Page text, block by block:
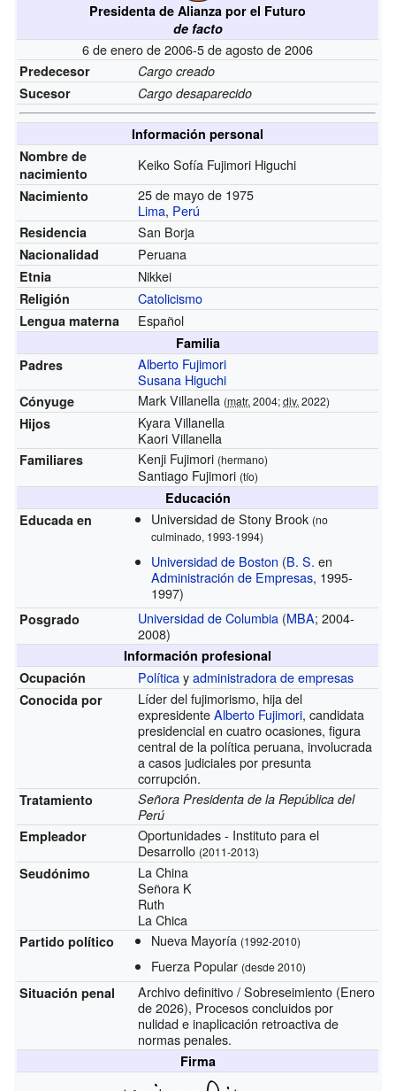
Presidenta de Alianza por el Futuro
de facto
6 de enero de 2006-5 de agosto de 2006
Predecesor
Cargo creado
Sucesor
Cargo desaparecido
Información personal
Nombre de
nacimiento
Keiko Sofía Fujimori Higuchi
Nacimiento
25 de mayo de 1975
Lima, Perú
Residencia San Borja
Nacionalidad Peruana
Etnia Nikkei
Religión Catolicismo
Lengua materna Español
Familia
Padres
Alberto Fujimori
Susana Higuchi
Cónyuge Mark Villanella (matr. 2004;div. 2022)
Hijos
Kyara Villanella
Kaori Villanella
Familiares Kenji Fujimori (hermano)
Santiago Fujimori (tío)
Educación
Educada en
Universidad de Stony Brook (no
culminado, 1993-1994)
Universidad de Boston (B. S. en
Administración de Empresas, 1995-
1997)
Posgrado Universidad de Columbia (MBA; 2004-
2008)
Información profesional
Ocupación
Políticayadministradora de empresas
Conocida por
Líder del fujimorismo, hija del
expresidenteAlberto Fujimori, candidata
presidencial en cuatro ocasiones, figura
central de la política peruana, involucrada
a casos judiciales por presunta
corrupción.
Tratamiento
Señora Presidenta de la República del
Perú
Empleador
Oportunidades - Instituto para el
Desarrollo (2011-2013)
Seudónimo
La China
Señora K
Ruth
La Chica
Partido político Nueva Mayoría (1992-2010)
Fuerza Popular (desde 2010)
Situación penal
Archivo definitivo / Sobreseimiento (Enero
de 2026), Procesos concluidos por
nulidad e inaplicación retroactiva de
normas penales.
Firma